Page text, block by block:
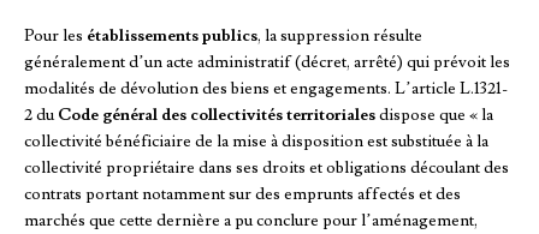
Pour les établissements publics, la suppression résulte
généralement d’un acte administratif (décret, arrêté) qui prévoit les
modalités de dévolution des biens et engagements. L’article L.1321-
2 duCode général des collectivités territorialesdispose que « la
collectivité bénéficiaire de la mise à disposition est substituée à la
collectivité propriétaire dans ses droits et obligations découlant des
contrats portant notamment sur des emprunts affectés et des
marchés que cette dernière a pu conclure pour l’aménagement,